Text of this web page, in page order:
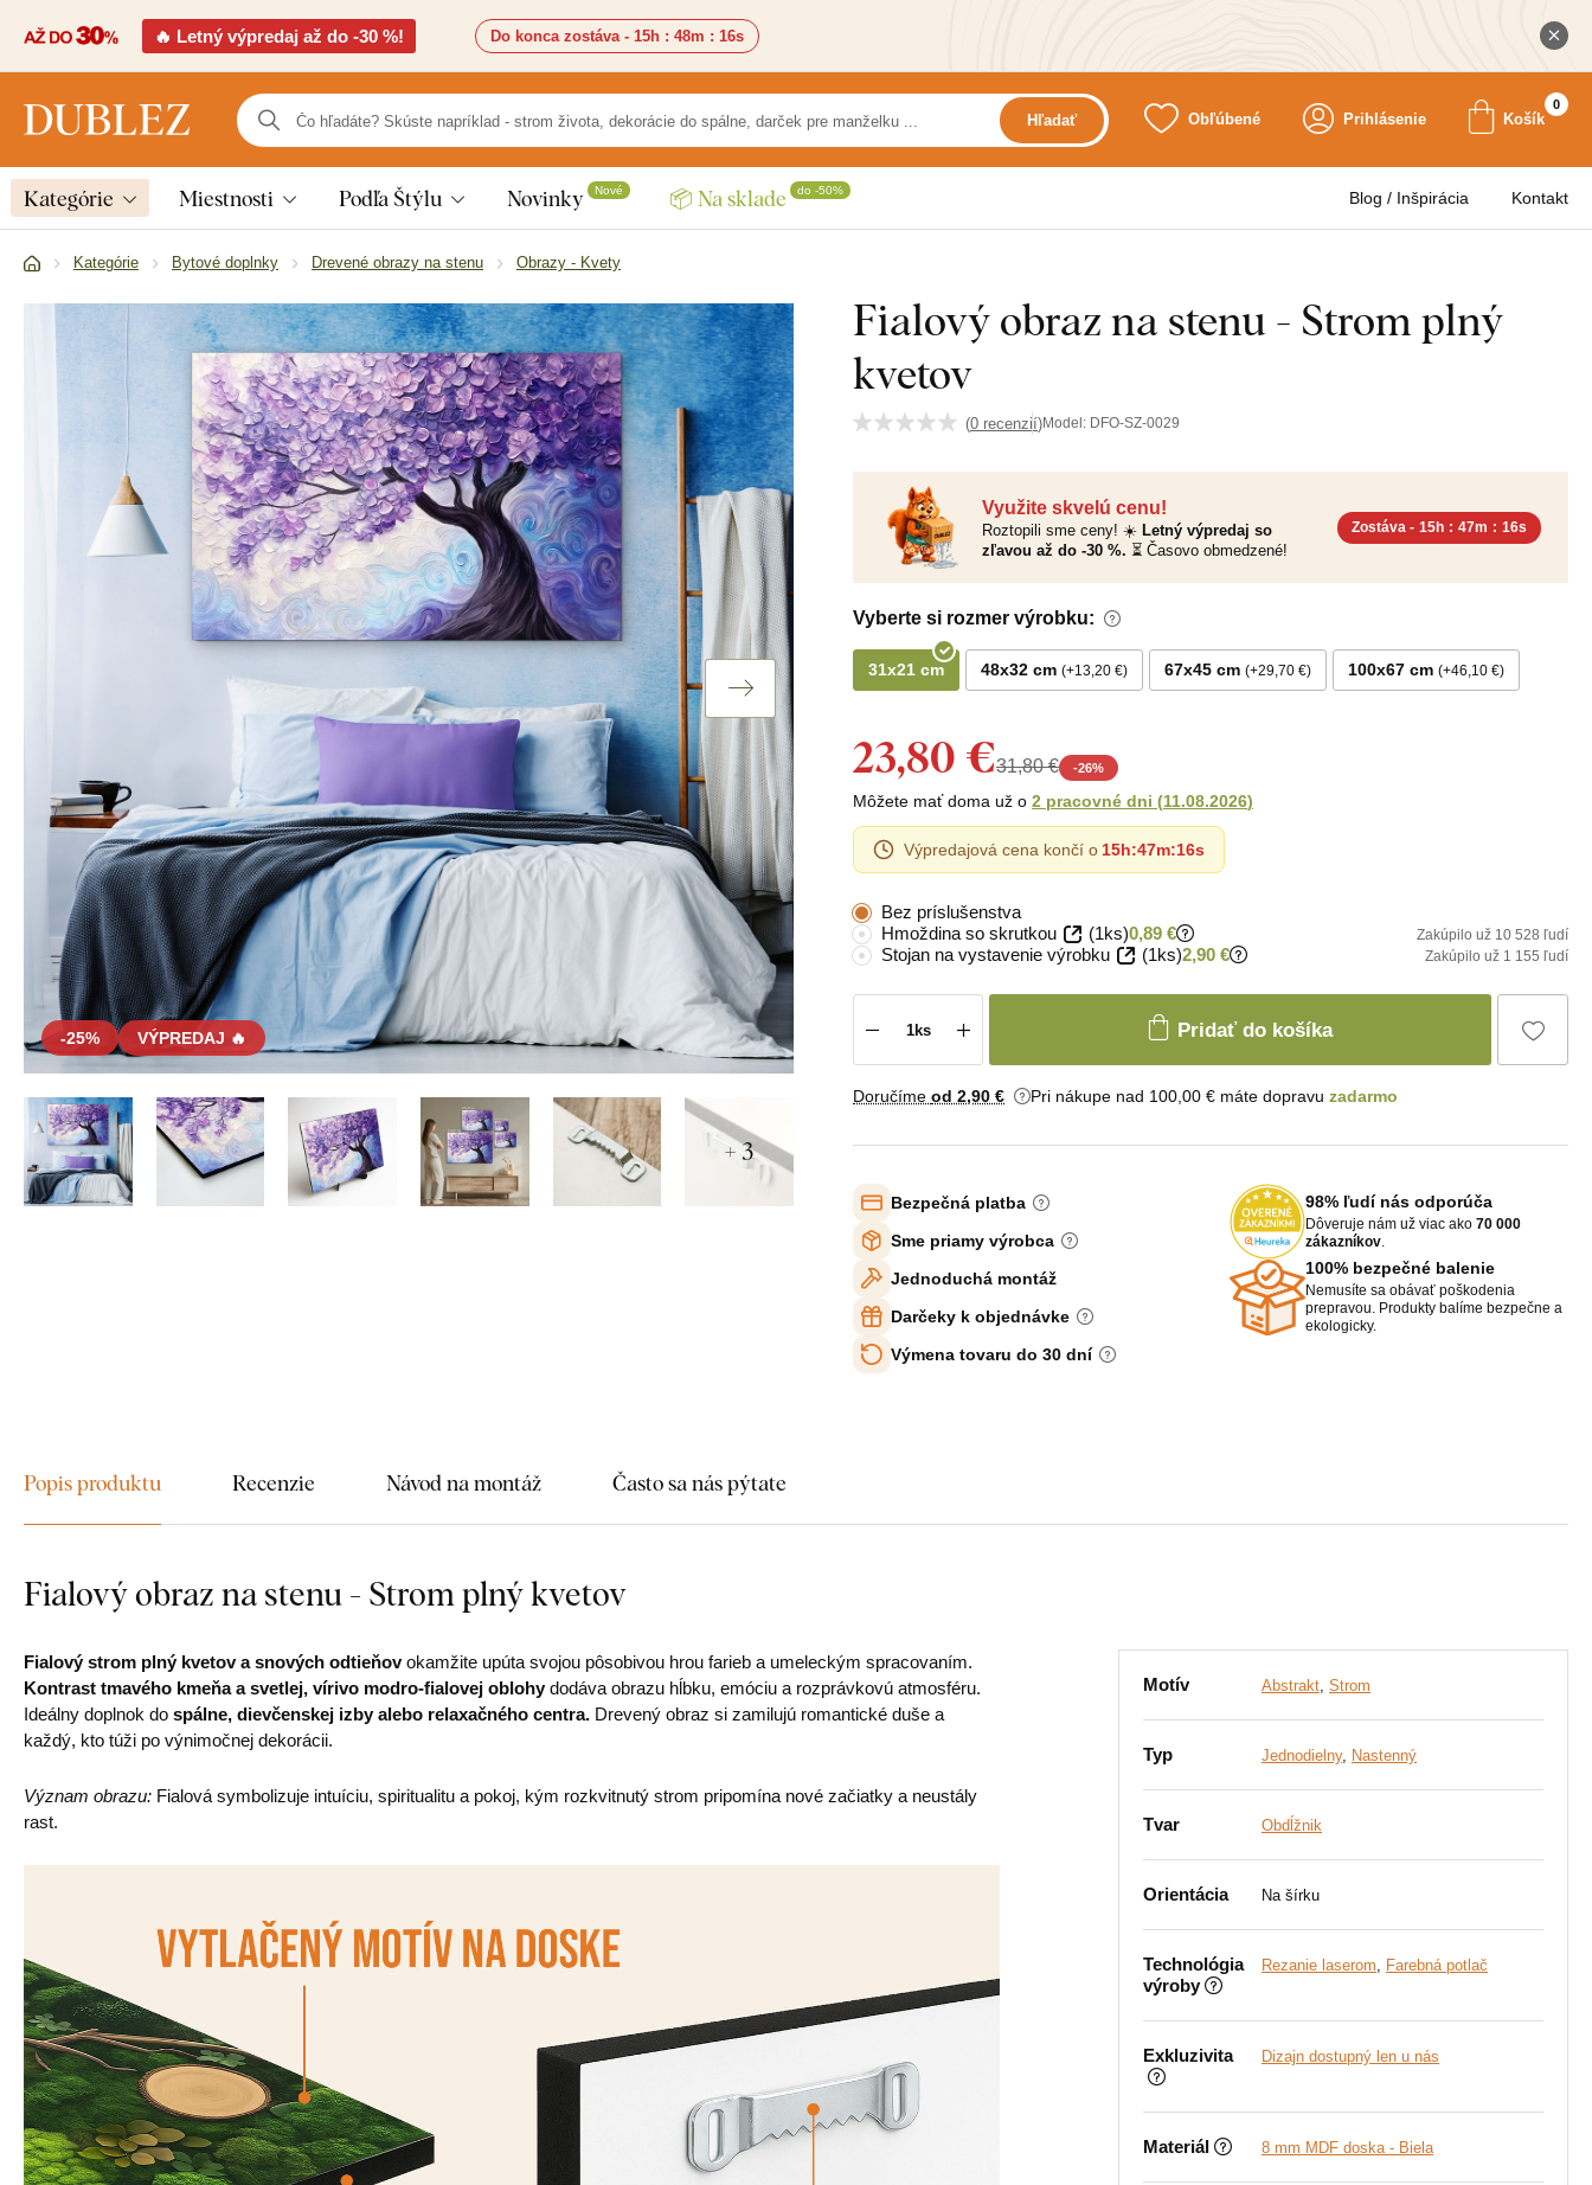
🔥 Letný výpredaj až do -30 %! Do konca zostáva - 15h : 48m : 14s
Hľadať Obľúbené Prihlásenie Košík
0
Kategórie Miestnosti Podľa Štýlu Novinky Nové 📦 Na sklade do -50% Blog / Inšpirácia Kontakt
Kategórie Bytové doplnky Drevené obrazy na stenu Obrazy - Kvety
Fialový obraz na stenu - Strom plný
kvetov
(0 recenzií)Model: DFO-SZ-0029
-25% VÝPREDAJ 🔥
+ 3
Využite skvelú cenu!
Roztopili sme ceny! ☀️ Letný výpredaj so
zľavou až do -30 %. ⏳ Časovo obmedzené!
Zostáva - 15h : 47m : 14s
Vyberte si rozmer výrobku:
31x21 cm 48x32 cm +13,20 € 67x45 cm +29,70 € 100x67 cm +46,10 €
23,80 €31,80 € -26%
Môžete mať doma už o 2 pracovné dni (11.08.2026)
Výpredajová cena končí o 15h:47m:14s
Bez príslušenstva
Hmoždina so skrutkou
(1ks)0,89 € Zakúpilo už 10 528 ľudí
Stojan na vystavenie výrobku (1ks)2,90 € Zakúpilo už 1 155 ľudí
Pridať do košíka
Doručíme od 2,90 € Pri nákupe nad 100,00 € máte dopravu zadarmo
Bezpečná platba
Sme priamy výrobca
Jednoduchá montáž
Darčeky k objednávke
Výmena tovaru do 30 dní
98% ľudí nás odporúča
Dôveruje nám už viac ako 70 000
zákazníkov
100% bezpečné balenie
Nemusíte sa obávať poškodenia
prepravou. Produkty balíme bezpečne a
ekologicky.
Popis produktu Recenzie Návod na montáž Často sa nás pýtate
Fialový obraz na stenu - Strom plný kvetov
Fialový strom plný kvetov a snových odtieňovokamžite upúta svojou pôsobivou hrou farieb a umeleckým spracovaním.
Kontrast tmavého kmeňa a svetlej, vírivo modro-fialovej oblohy dodáva obrazu hĺbku, emóciu a rozprávkovú atmosféru.
Ideálny doplnok do spálne, dievčenskej izby alebo relaxačného centra. Drevený obraz si zamilujú romantické duše a
každý, kto túži po výnimočnej dekorácii.
Význam obrazu: Fialová symbolizuje intuíciu, spiritualitu a pokoj, kým rozkvitnutý strom pripomína nové začiatky a neustály
rast.
Motív Abstrakt, Strom
Typ Jednodielny, Nastenný
Tvar Obdĺžnik
Orientácia Na šírku
Technológia
výroby
Rezanie laserom, Farebná potlač
Exkluzivita Dizajn dostupný len u nás
Materiál 8 mm MDF doska - Biela